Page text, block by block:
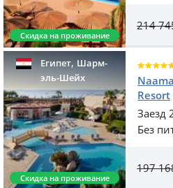
Скидка на проживание
214
Египет,Шарм-
эль-Шейх
Скидка на проживание
Resort
Заезд
Без
197